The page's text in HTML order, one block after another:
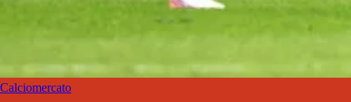
Calciomercato